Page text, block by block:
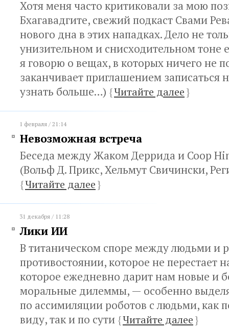
Хотя меня часто критиковали за мою
Бхагавадгите, свежий подкаст Свами
нового дна в этих нападках. Дело не
унизительном и снисходительном тоне
я говорю о вещах, в которых ничего не
заканчивает приглашением записаться
узнать больше…) {Читайте далее}
1 февраля / 21:14
Невозможная встреча
Беседа между Жаком Деррида и Coop
(Вольф Д. Прикс, Хельмут Свичински,
{Читайте далее}
31 декабря / 11:28
Лики ИИ
В титаническом споре между людьми и
противостоянии, которое не перестает
которое ежедневно дарит нам новые и
моральные дилеммы, — особенно
по ассимиляции роботов с людьми, как
виду, так и по сути {Читайте далее}